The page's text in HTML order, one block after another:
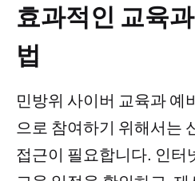
효과적인 교육
법
민방위 사이버 교육과 예
으로 참여하기 위해서는
접근이 필요합니다. 인터